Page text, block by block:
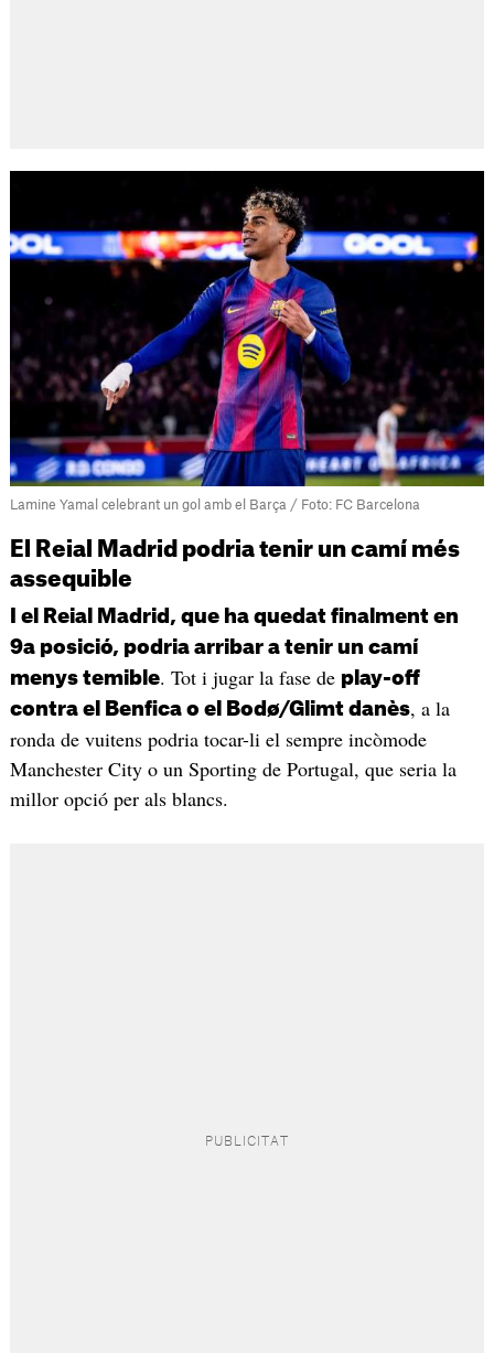
Lamine Yamal celebrant un gol amb el Barça / Foto: FC Barcelona
El Reial Madrid podria tenir un camí més
assequible
I el Reial Madrid, que ha quedat finalment en
9a posició, podria arribar a tenir un camí
menys temible. Tot i jugar la fase de play-off
contra el Benfica o el Bodø/Glimt danès, a la
ronda de vuitens podria tocar-li el sempre incòmode
Manchester City o un Sporting de Portugal, que seria la
millor opció per als blancs.